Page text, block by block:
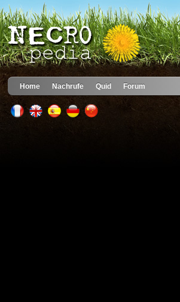
Home Nachrufe Quid Forum